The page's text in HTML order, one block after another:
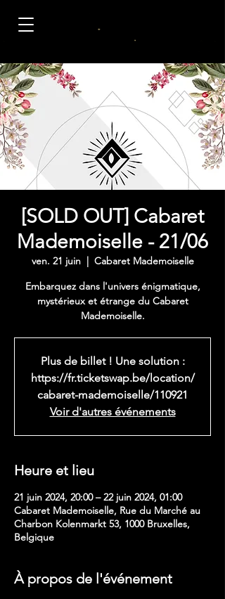
[SOLD OUT] Cabaret
Mademoiselle - 21/06
ven. 21 juin
  |
Cabaret Mademoiselle
Embarquez dans l'univers énigmatique,
mystérieux et étrange du Cabaret
Mademoiselle.
Plus de billet ! Une solution :
https://fr.ticketswap.be/location/
cabaret-mademoiselle/110921
Voir d'autres événements
Heure et lieu
21 juin 2024, 20:00 – 22 juin 2024, 01:00
Cabaret Mademoiselle, Rue du Marché au
Charbon Kolenmarkt 53, 1000 Bruxelles,
Belgique
À propos de l'événement